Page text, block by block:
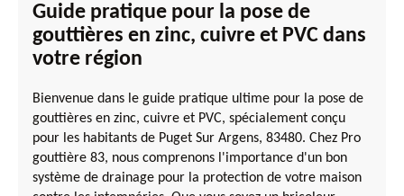
Guide pratique pour la pose de
gouttières en zinc, cuivre et PVC dans
votre région
Bienvenue dans le guide pratique ultime pour la pose de
gouttières en zinc, cuivre et PVC, spécialement conçu
pour les habitants de Puget Sur Argens, 83480. Chez Pro
gouttière 83, nous comprenons l'importance d'un bon
système de drainage pour la protection de votre maison